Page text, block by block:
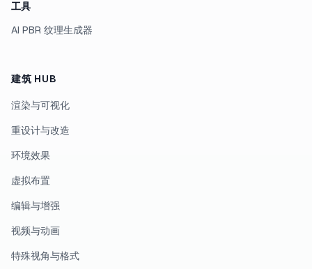
工具
AI PBR 纹理生成器
建筑 HUB
渲染与可视化
重设计与改造
环境效果
虚拟布置
编辑与增强
视频与动画
特殊视角与格式